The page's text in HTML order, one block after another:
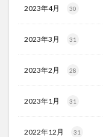
2023年4月 30
2023年3月 31
2023年2月 28
2023年1月 31
2022年12月 31